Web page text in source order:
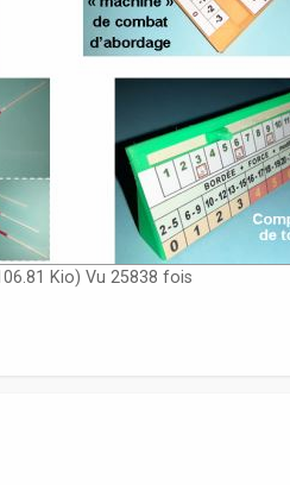
Kio) Vu 25838 fois